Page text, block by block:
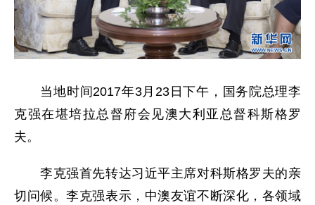
当地时间2017年3月23日下午，国务院总理李
克强在堪培拉总督府会见澳大利亚总督科斯格罗
夫。
李克强首先转达习近平主席对科斯格罗夫的亲
切问候。李克强表示，中澳友谊不断深化，各领域